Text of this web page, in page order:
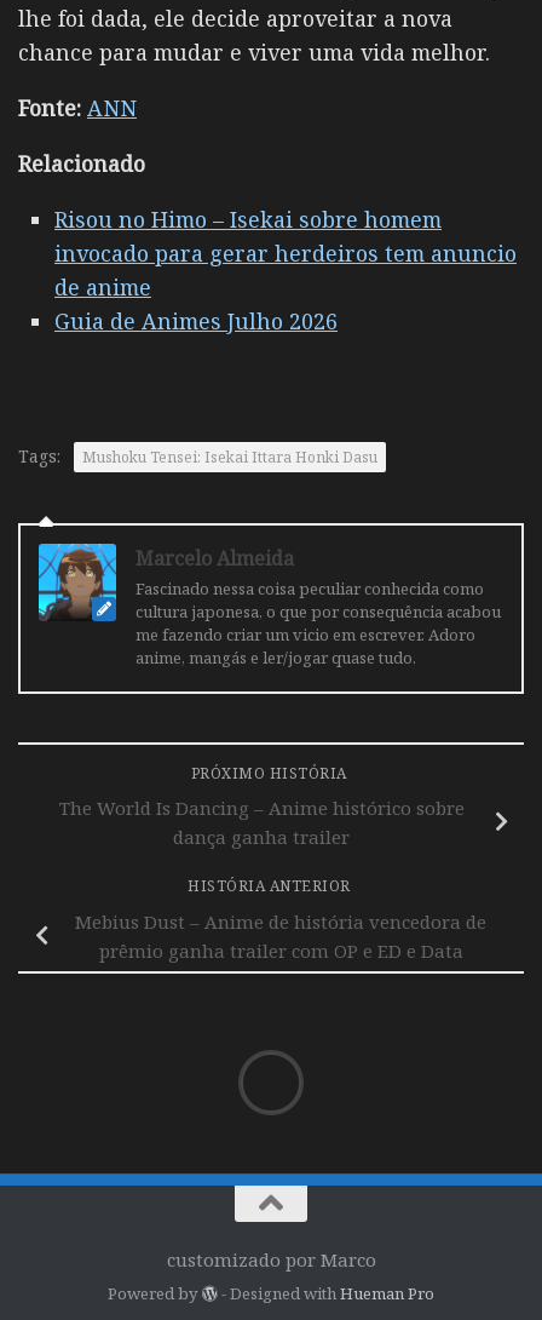
lhe foi dada, ele decide aproveitar a nova
chance para mudar e viver uma vida melhor.
Fonte: ANN
Relacionado
Risou no Himo – Isekai sobre homem
invocado para gerar herdeiros tem anuncio
de anime
Guia de Animes Julho 2026
Tags: Mushoku Tensei: Isekai Ittara Honki Dasu
Marcelo Almeida
Fascinado nessa coisa peculiar conhecida como
cultura japonesa, o que por consequência acabou
me fazendo criar um vicio em escrever. Adoro
anime, mangás e ler/jogar quase tudo.
PRÓXIMO HISTÓRIA
The World Is Dancing – Anime histórico sobre
dança ganha trailer
HISTÓRIA ANTERIOR
Mebius Dust – Anime de história vencedora de
prêmio ganha trailer com OP e ED e Data
customizado por Marco
Powered by - Designed withHueman Pro